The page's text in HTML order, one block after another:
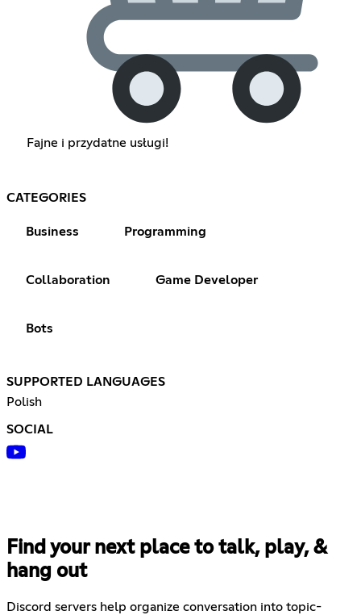
Fajne i przydatne usługi!
CATEGORIES
Business Programming
Collaboration Game Developer
Bots
SUPPORTED LANGUAGES
Polish
SOCIAL
Find your next place to talk, play, &
hang out
Discord servers help organize conversation into topic-